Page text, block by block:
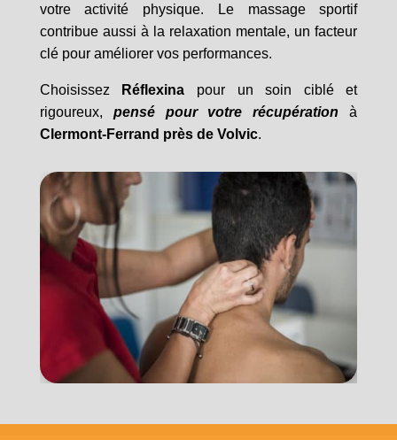
votre activité physique. Le massage sportif
contribue aussi à la relaxation mentale, un facteur
clé pour améliorer vos performances.
Choisissez Réflexina pour un soin ciblé et
rigoureux, pensé pour votre récupération à
Clermont-Ferrand près de Volvic.